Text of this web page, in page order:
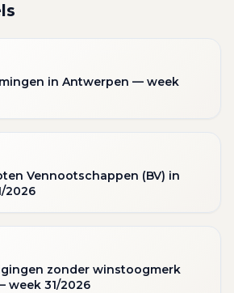
in Antwerpen — week
Vennootschappen (BV) in
2026
zonder winstoogmerk
week 31/2026